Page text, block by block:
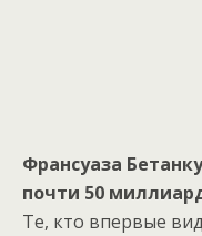
Франсуаза
почти 50
Те, кто впервые